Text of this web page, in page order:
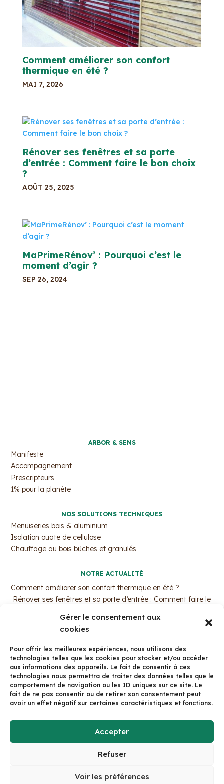
Gérer le consentement aux
cookies
Pour offrir les meilleures expériences, nous utilisons des
technologies telles que les cookies pour stocker et/ou accéder
aux informations des appareils. Le fait de consentir à ces
technologies nous permettra de traiter des données telles que le
comportement de navigation ou les ID uniques sur ce site. Le
fait de ne pas consentir ou de retirer son consentement peut
avoir un effet négatif sur certaines caractéristiques et fonctions.
Accepter
Refuser
Voir les préférences
Comment améliorer son confort
thermique en été ?
MAI 7, 2026
Rénover ses fenêtres et sa porte
d’entrée : Comment faire le bon choix
?
AOÛT 25, 2025
MaPrimeRénov’ : Pourquoi c’est le
moment d’agir ?
SEP 26, 2024
ARBOR & SENS
Manifeste
Accompagnement
Prescripteurs
1% pour la planète
NOS SOLUTIONS TECHNIQUES
Menuiseries bois & aluminium
Isolation ouate de cellulose
Chauffage au bois bûches et granulés
NOTRE ACTUALITÉ
Comment améliorer son confort thermique en été ?
Rénover ses fenêtres et sa porte d’entrée : Comment faire le
MaPrimeRénov’ : Pourquoi c’est le moment d’agir ?
Trouvez votre professionnel de l’isolation par ouate de
cellulose !
La fenêtre bois aluminium avec Arbor&Sens
CONTACT
125 Av. du Dr Valois, 38500 Voiron
Tél: 04 58 15 01 01
politique de confidentialité| Ce site a été réalisé